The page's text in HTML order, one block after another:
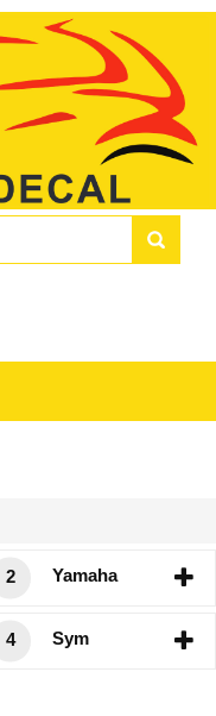
2 Yamaha
4 Sym